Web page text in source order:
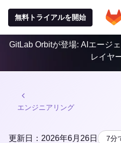
無料トライアルを開始
GitLab Orbitが登場: AIエージ
レイヤ
エンジニアリング
更新日：2026年6月26日 7分